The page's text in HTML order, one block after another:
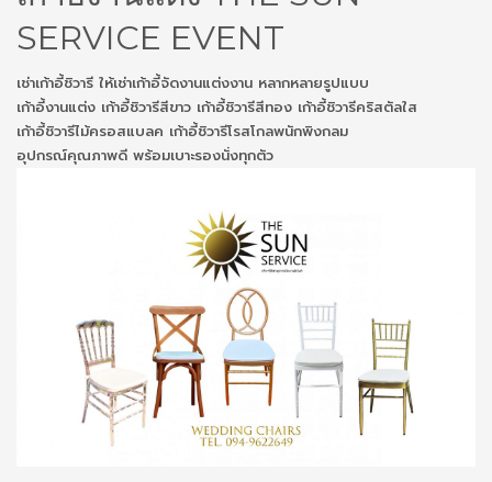
SERVICE EVENT
เช่าเก้าอี้ชิวารี ให้เช่าเก้าอี้จัดงานแต่งงาน หลากหลายรูปแบบ
เก้าอี้งานแต่ง เก้าอี้ชิวารีสีขาว เก้าอี้ชิวารีสีทอง เก้าอี้ชิวารีคริสตัลใส
เก้าอี้ชิวารีไม้ครอสแบลค เก้าอี้ชิวารีโรสโกลพนักพิงกลม
อุปกรณ์คุณภาพดี พร้อมเบาะรองนั่งทุกตัว